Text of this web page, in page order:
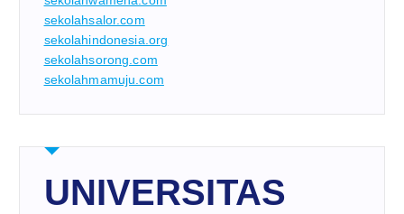
sekolahsalor.com
sekolahindonesia.org
sekolahsorong.com
sekolahmamuju.com
UNIVERSITAS